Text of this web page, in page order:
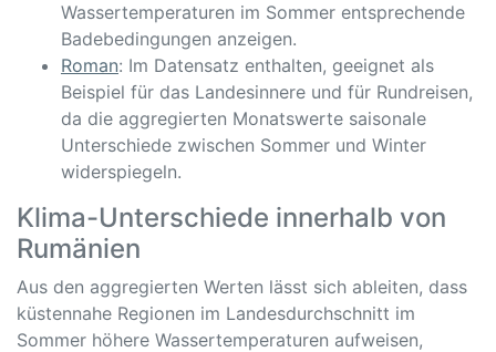
Wassertemperaturen im Sommer entsprechende
Badebedingungen anzeigen.
Roman: Im Datensatz enthalten, geeignet als
Beispiel für das Landesinnere und für Rundreisen,
da die aggregierten Monatswerte saisonale
Unterschiede zwischen Sommer und Winter
widerspiegeln.
Klima-Unterschiede innerhalb von
Rumänien
Aus den aggregierten Werten lässt sich ableiten, dass
küstennahe Regionen im Landesdurchschnitt im
Sommer höhere Wassertemperaturen aufweisen,